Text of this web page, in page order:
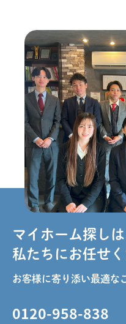
マイホーム探しは
私たちにお任せ
お客様に寄り添い最適な
0120-958-838